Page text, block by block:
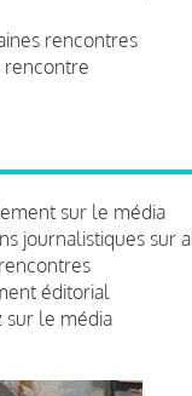
rencontres
rencontre
sur le média
journalistiques sur
éditorial
sur le média